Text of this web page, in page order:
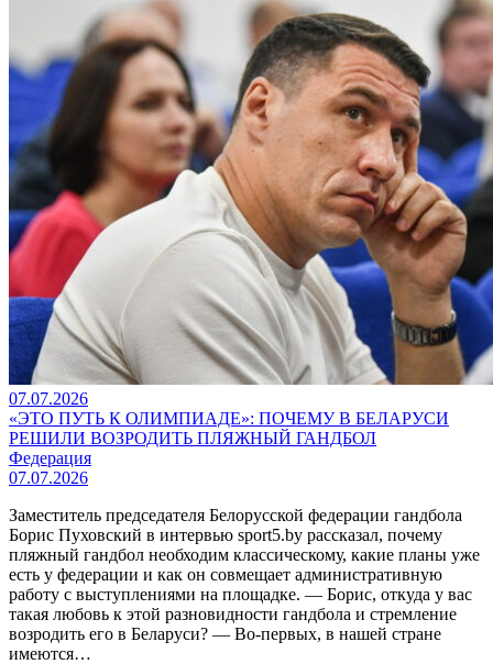
07.07.2026
«ЭТО ПУТЬ К ОЛИМПИАДЕ»: ПОЧЕМУ В БЕЛАРУСИ
РЕШИЛИ ВОЗРОДИТЬ ПЛЯЖНЫЙ ГАНДБОЛ
Федерация
07.07.2026
Заместитель председателя Белорусской федерации гандбола
Борис Пуховский в интервью sport5.by рассказал, почему
пляжный гандбол необходим классическому, какие планы уже
есть у федерации и как он совмещает административную
работу с выступлениями на площадке. — Борис, откуда у вас
такая любовь к этой разновидности гандбола и стремление
возродить его в Беларуси? — Во-первых, в нашей стране
имеются…